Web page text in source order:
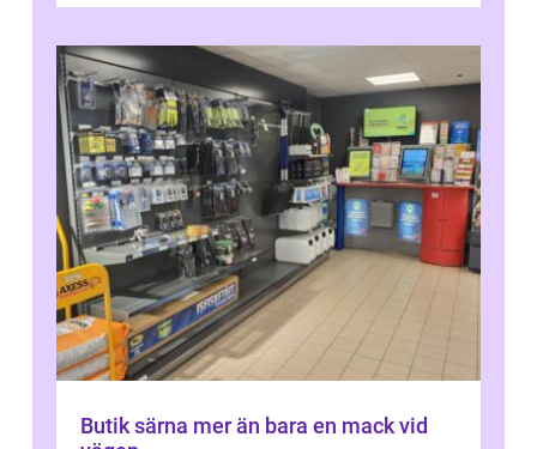
Butik särna mer än bara en mack vid